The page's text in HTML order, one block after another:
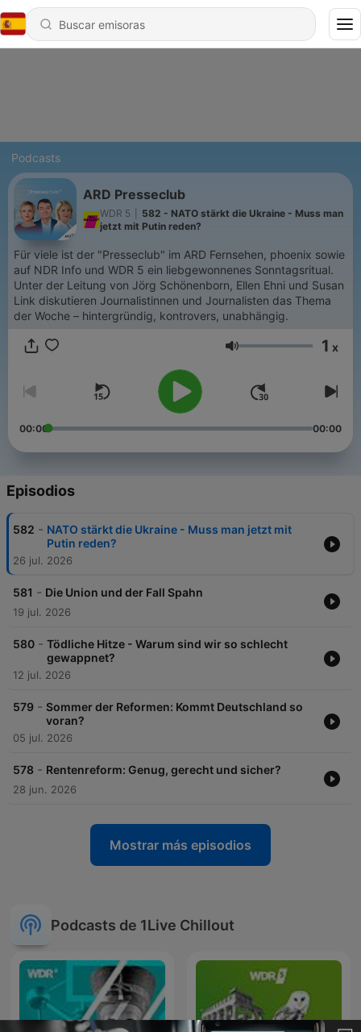
Podcasts
ARD Presseclub
WDR 5
582 - NATO stärkt die Ukraine - Muss man
jetzt mit Putin reden?
Für viele ist der "Presseclub" im ARD Fernsehen, phoenix sowie
auf NDR Info und WDR 5 ein liebgewonnenes Sonntagsritual.
Unter der Leitung von Jörg Schönenborn, Ellen Ehni und Susan
Link diskutieren Journalistinnen und Journalisten das Thema
der Woche – hintergründig, kontrovers, unabhängig.
Volumen 1 x
00:00 00:00
Episodios
582 - NATO stärkt die Ukraine - Muss man jetzt mit
Putin reden?
26 jul. 2026
581 - Die Union und der Fall Spahn
19 jul. 2026
580 - Tödliche Hitze - Warum sind wir so schlecht
gewappnet?
12 jul. 2026
579 - Sommer der Reformen: Kommt Deutschland so
voran?
05 jul. 2026
578 - Rentenreform: Genug, gerecht und sicher?
28 jun. 2026
Mostrar más episodios
Podcasts de 1Live Chillout